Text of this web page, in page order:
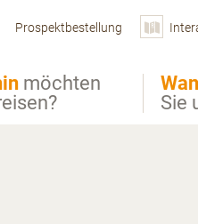
möchten
Sie
Prospektbestellung